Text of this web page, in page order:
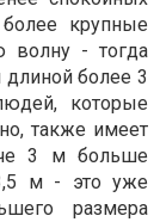
крупные
волну - тогда
длиной более 3
которые
также имеет
3 м больше
м - это уже
размера